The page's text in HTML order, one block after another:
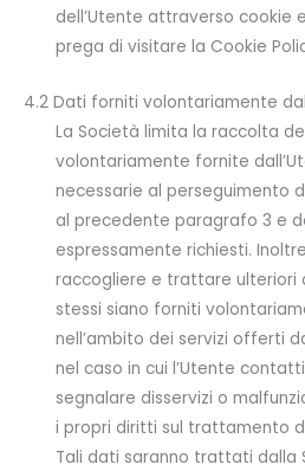
dell’Utente attraverso cookie
prega di visitare la Cookie
4.2 Dati forniti volontariamente
La Società limita la raccolta
volontariamente fornite
necessarie al perseguimento
al precedente paragrafo 3 e
espressamente richiesti.
raccogliere e trattare ulteriori
stessi siano forniti
nell’ambito dei servizi offerti
nel caso in cui l’Utente
segnalare disservizi o
i propri diritti sul trattamento
Tali dati saranno trattati dalla